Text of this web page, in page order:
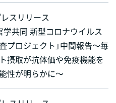
スリリース
学共同 新型コロナウイルス
プロジェクト」中間報告～毎
摂取が抗体価や免疫機能を
性が明らかに～